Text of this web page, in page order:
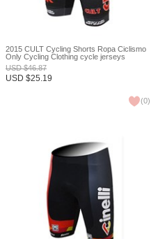
2015 CULT Cycling Shorts Ropa Ciclismo
Only Cycling Clothing cycle jerseys
Ciclismo bicicletas maillot ciclismo XXS
USD$46.87
USD $25.19
(0)